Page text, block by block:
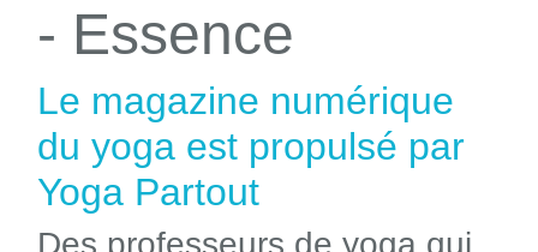
- Essence
Le magazine numérique
du yoga est propulsé par
Yoga Partout
Des professeurs de yoga qui